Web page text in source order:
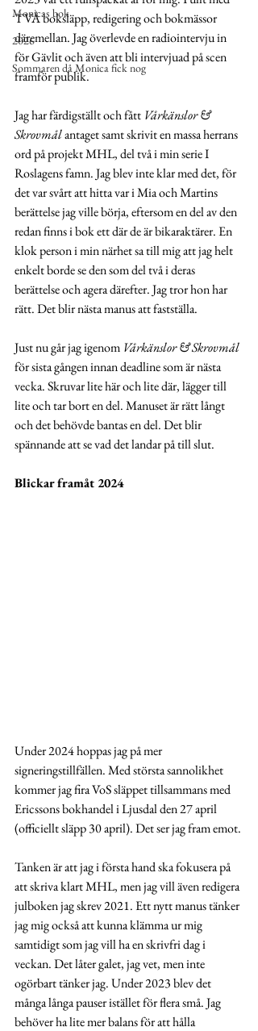
Monicas bok
2026
Sommaren då Monica fick nog
TVÅ boksläpp, redigering och bokmässor
däremellan. Jag överlevde en radiointervju in
för Gävlit och även att bli intervjuad på scen
framför publik.
Jag har färdigställt och fått Vårkänslor &
Skrovmål antaget samt skrivit en massa herrans
ord på projekt MHL, del två i min serie I
Roslagens famn. Jag blev inte klar med det, för
det var svårt att hitta var i Mia och Martins
berättelse jag ville börja, eftersom en del av den
redan finns i bok ett där de är bikaraktärer. En
klok person i min närhet sa till mig att jag helt
enkelt borde se den som del två i deras
berättelse och agera därefter. Jag tror hon har
rätt. Det blir nästa manus att fastställa.
Just nu går jag igenom Vårkänslor & Skrovmål
för sista gången innan deadline som är nästa
vecka. Skruvar lite här och lite där, lägger till
lite och tar bort en del. Manuset är rätt långt
och det behövde bantas en del. Det blir
spännande att se vad det landar på till slut.
Blickar framåt 2024
Under 2024 hoppas jag på mer
signeringstillfällen. Med största sannolikhet
kommer jag fira VoS släppet tillsammans med
Ericssons bokhandel i Ljusdal den 27 april
(officiellt släpp 30 april). Det ser jag fram emot.
Tanken är att jag i första hand ska fokusera på
att skriva klart MHL, men jag vill även redigera
julboken jag skrev 2021. Ett nytt manus tänker
jag mig också att kunna klämma ur mig
samtidigt som jag vill ha en skrivfri dag i
veckan. Det låter galet, jag vet, men inte
ogörbart tänker jag. Under 2023 blev det
många långa pauser istället för flera små. Jag
behöver ha lite mer balans för att hålla